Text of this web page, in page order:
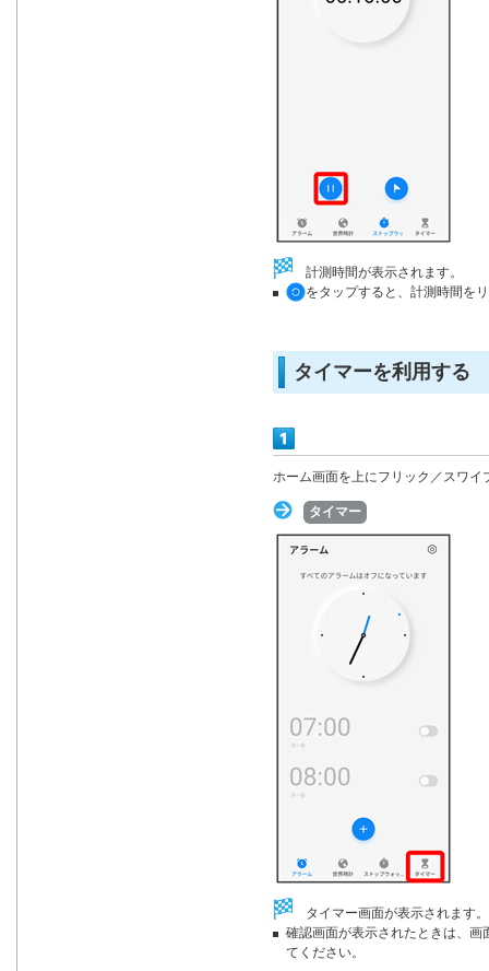
計測時間が表示されます。
をタップすると、計測時間を
タイマーを利用する
ホーム画面を上にフリック／スワイ
タイマー
タイマー画面が表示されます。
確認画面が表示されたときは、画
てください。